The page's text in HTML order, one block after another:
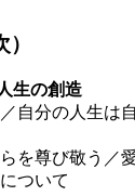
生の創造
自分の人生は
を尊び敬う／
ついて